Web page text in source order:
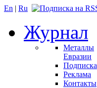
En | Ru
Журнал
Металлы
Евразии
Подписка
Реклама
Контакты